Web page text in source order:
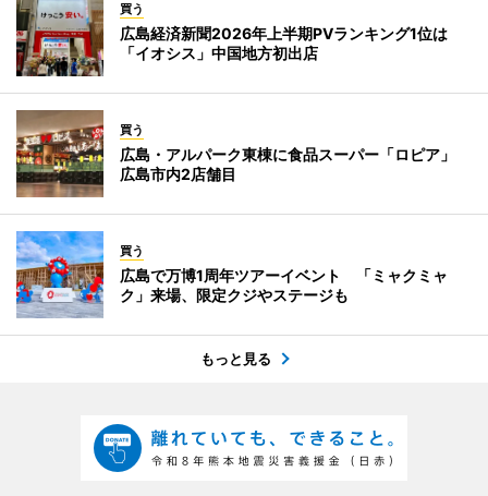
買う
広島経済新聞2026年上半期PVランキング1位は
「イオシス」中国地方初出店
買う
広島・アルパーク東棟に食品スーパー「ロピア」
広島市内2店舗目
買う
広島で万博1周年ツアーイベント 「ミャクミャ
ク」来場、限定クジやステージも
もっと見る